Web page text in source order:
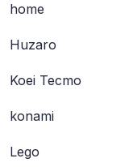
home
Huzaro
Koei Tecmo
konami
Lego